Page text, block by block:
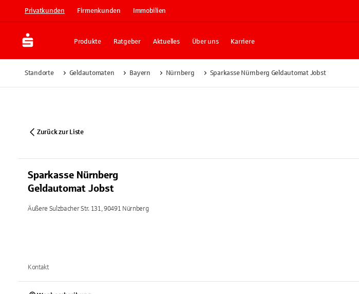
Privatkunden Firmenkunden Immobilien
Produkte Ratgeber Aktuelles Über uns Karriere
Standorte Geldautomaten Bayern Nürnberg Sparkasse Nürnberg Geldautomat Jobst
Zurück zur Liste
Sparkasse Nürnberg
Geldautomat Jobst
Äußere Sulzbacher Str. 131, 90491 Nürnberg
Kontakt